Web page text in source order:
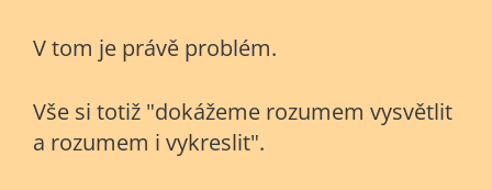
V tom je právě problém.
Vše si totiž "dokážeme rozumem vysvětlit
a rozumem i vykreslit".